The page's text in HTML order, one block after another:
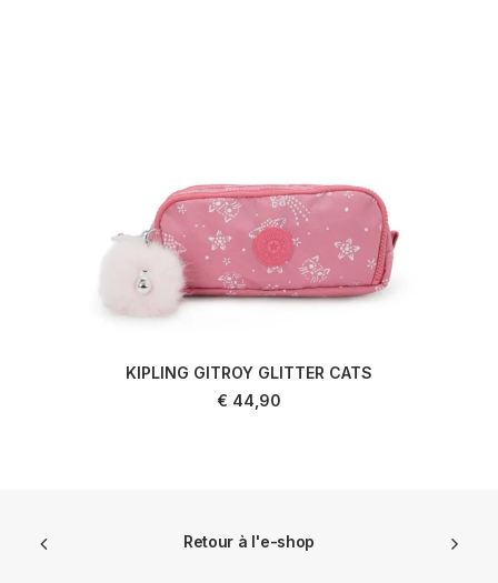
KIPLING GITROY GLITTER CATS
€ 44,90
Retour à l'e-shop